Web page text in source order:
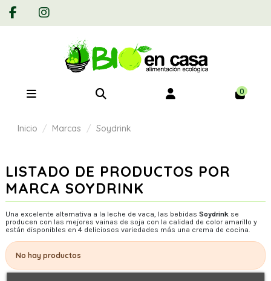
0
Inicio Marcas Soydrink
LISTADO DE PRODUCTOS POR
MARCA SOYDRINK
Una excelente alternativa a la leche de vaca, las bebidas Soydrink se
producen con las mejores vainas de soja con la calidad de color amarillo y
están disponibles en 4 deliciosos variedades más una crema de cocina.
No hay productos